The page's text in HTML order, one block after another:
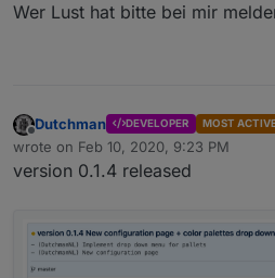
Wer Lust hat bitte bei mir
Offline
Dutchman DEVELOPER MOST
wrote on Feb 10, 2020, 9:23 PM
last edited by
version 0.1.4 released